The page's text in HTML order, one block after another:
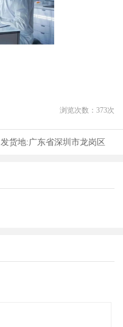
浏览次数： 373次
发货地:广东省深圳市龙岗区